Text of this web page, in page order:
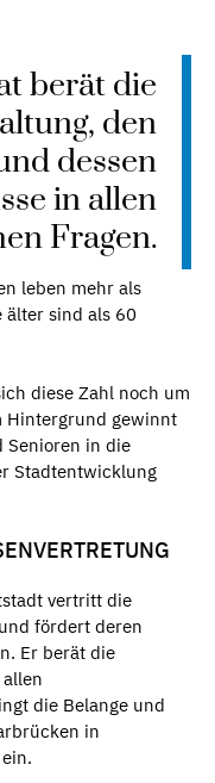
berät die
den
dessen
in allen
Fragen.
leben mehr als
sind als 60
diese Zahl noch um
Hintergrund gewinnt
Senioren in die
Stadtentwicklung
vertritt die
fördert deren
Er berät die
die Belange und
in